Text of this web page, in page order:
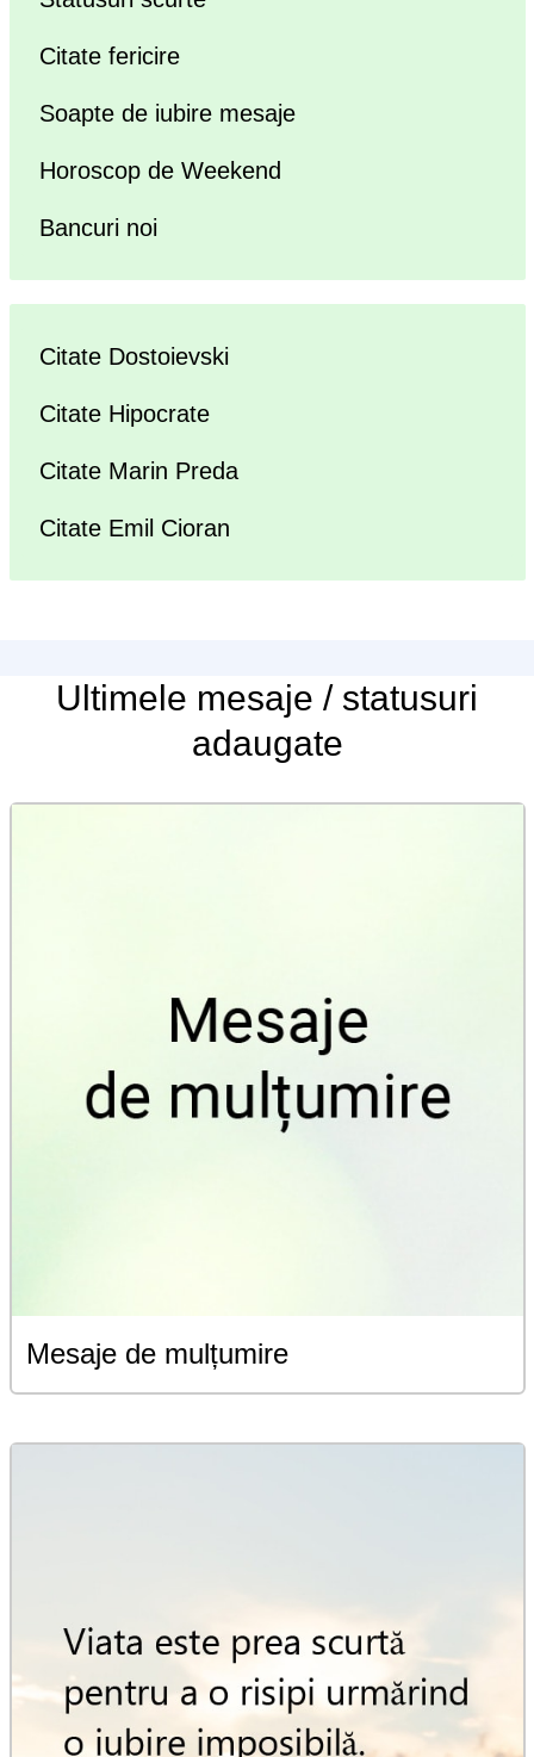
Citate fericire
Soapte de iubire mesaje
Horoscop de Weekend
Bancuri noi
Citate Dostoievski
Citate Hipocrate
Citate Marin Preda
Citate Emil Cioran
Ultimele mesaje / statusuri
adaugate
Mesaje de mulțumire